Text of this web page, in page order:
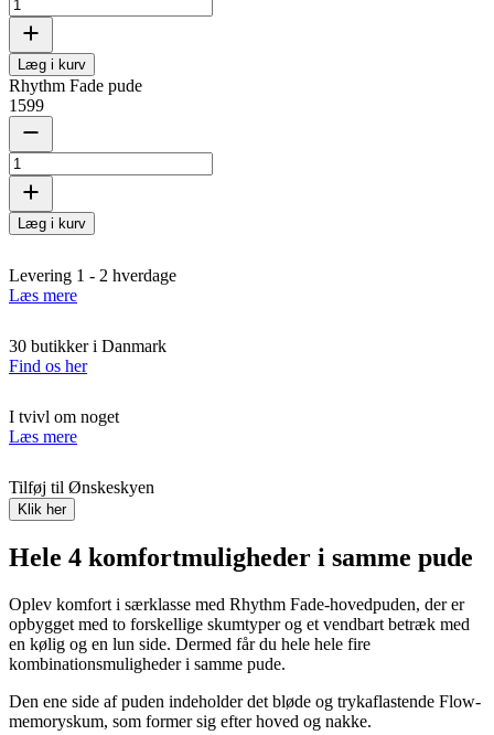
Læg i kurv
Rhythm Fade pude
1599
Læg i kurv
Levering 1 - 2 hverdage
Læs mere
30 butikker i Danmark
Find os her
I tvivl om noget
Læs mere
Tilføj til Ønskeskyen
Klik her
Hele 4 komfortmuligheder i samme pude
Oplev komfort i særklasse med Rhythm Fade-hovedpuden, der er
opbygget med to forskellige skumtyper og et vendbart betræk med
en kølig og en lun side. Dermed får du hele hele fire
kombinationsmuligheder i samme pude.
Den ene side af puden indeholder det bløde og trykaflastende Flow-
memoryskum, som former sig efter hoved og nakke.